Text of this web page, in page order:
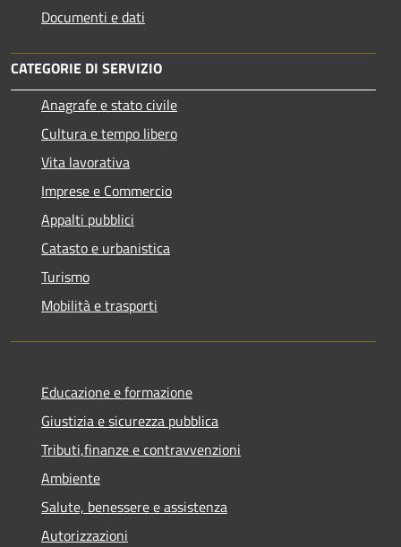
Documenti e dati
CATEGORIE DI SERVIZIO
Anagrafe e stato civile
Cultura e tempo libero
Vita lavorativa
Imprese e Commercio
Appalti pubblici
Catasto e urbanistica
Turismo
Mobilità e trasporti
Educazione e formazione
Giustizia e sicurezza pubblica
Tributi,finanze e contravvenzioni
Ambiente
Salute, benessere e assistenza
Autorizzazioni